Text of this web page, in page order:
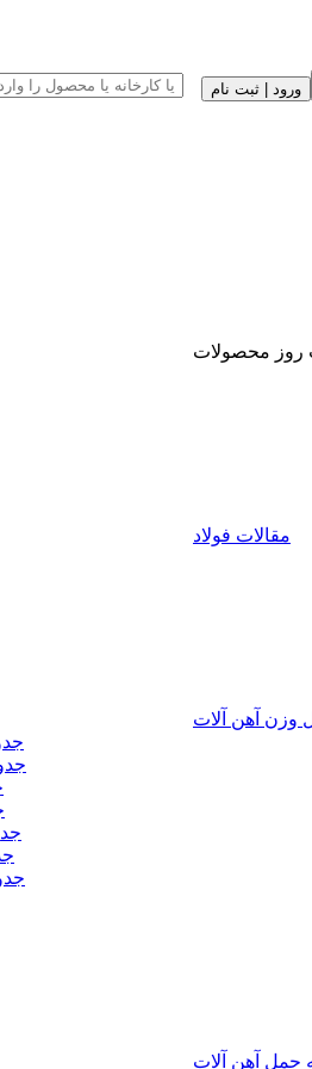
ورود | ثبت نام
روز محصولات
مقالات فولاد
وزن آهن آلات
حمل آهن آلات